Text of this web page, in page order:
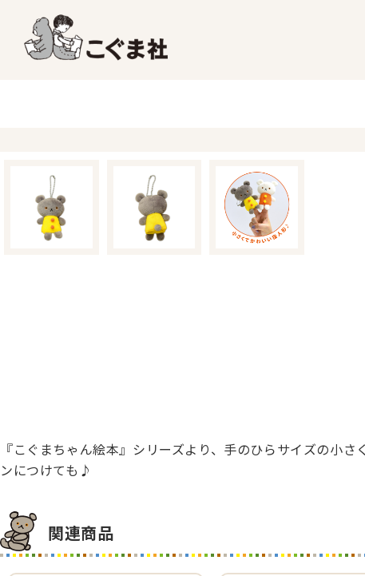
『こぐまちゃん絵本』シリーズより、手のひらサイズの小
ンにつけても♪
関連商品